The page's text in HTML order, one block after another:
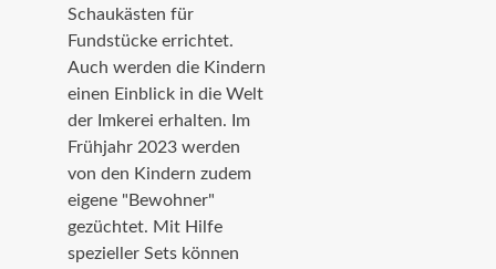
Schaukästen für
Fundstücke errichtet.
Auch werden die Kindern
einen Einblick in die Welt
der Imkerei erhalten. Im
Frühjahr 2023 werden
von den Kindern zudem
eigene "Bewohner"
gezüchtet. Mit Hilfe
spezieller Sets können